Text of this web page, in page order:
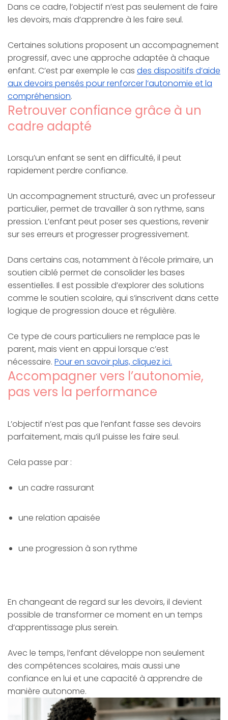
Dans ce cadre, l’objectif n’est pas seulement de faire
les devoirs, mais d’apprendre à les faire seul.
Certaines solutions proposent un accompagnement
progressif, avec une approche adaptée à chaque
enfant. C’est par exemple le cas des dispositifs d’aide
aux devoirs pensés pour renforcer l’autonomie et la
compréhension.
Retrouver confiance grâce à un
cadre adapté
Lorsqu’un enfant se sent en difficulté, il peut
rapidement perdre confiance.
Un accompagnement structuré, avec un professeur
particulier, permet de travailler à son rythme, sans
pression. L’enfant peut poser ses questions, revenir
sur ses erreurs et progresser progressivement.
Dans certains cas, notamment à l’école primaire, un
soutien ciblé permet de consolider les bases
essentielles. Il est possible d’explorer des solutions
comme le soutien scolaire, qui s’inscrivent dans cette
logique de progression douce et régulière.
Ce type de cours particuliers ne remplace pas le
parent, mais vient en appui lorsque c’est
nécessaire. Pour en savoir plus, cliquez ici.
Accompagner vers l’autonomie,
pas vers la performance
L’objectif n’est pas que l’enfant fasse ses devoirs
parfaitement, mais qu’il puisse les faire seul.
Cela passe par :
un cadre rassurant
une relation apaisée
une progression à son rythme
En changeant de regard sur les devoirs, il devient
possible de transformer ce moment en un temps
d’apprentissage plus serein.
Avec le temps, l’enfant développe non seulement
des compétences scolaires, mais aussi une
confiance en lui et une capacité à apprendre de
manière autonome.